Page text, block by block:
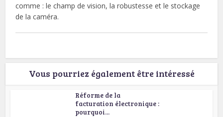
comme : le champ de vision, la robustesse et le stockage
de la caméra.
Vous pourriez également être intéressé
Réforme de la
facturation électronique :
pourquoi...